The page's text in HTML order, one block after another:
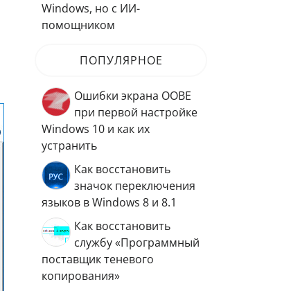
Windows, но с ИИ-
помощником
ПОПУЛЯРНОЕ
Ошибки экрана OOBE
при первой настройке
Windows 10 и как их
устранить
Как восстановить
значок переключения
языков в Windows 8 и 8.1
Как восстановить
службу «Программный
поставщик теневого
копирования»